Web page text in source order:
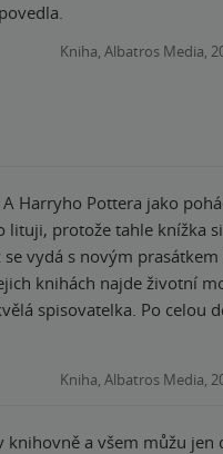
Kniha, Albatros Media,
Harryho Pottera jako
lituji, protože tahle knížka
vydá s novým
spisovatelka. Po celou
propracovaný svět a
do všeho, co máme rádi a
i teď a probudit v
Kniha, Albatros Media,
a všem můžu jen